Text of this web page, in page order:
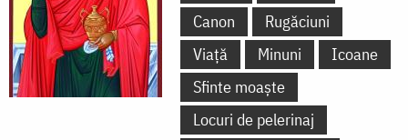
Canon
Rugăciuni
Viață
Minuni
Icoane
Sfinte moaște
Locuri de pelerinaj